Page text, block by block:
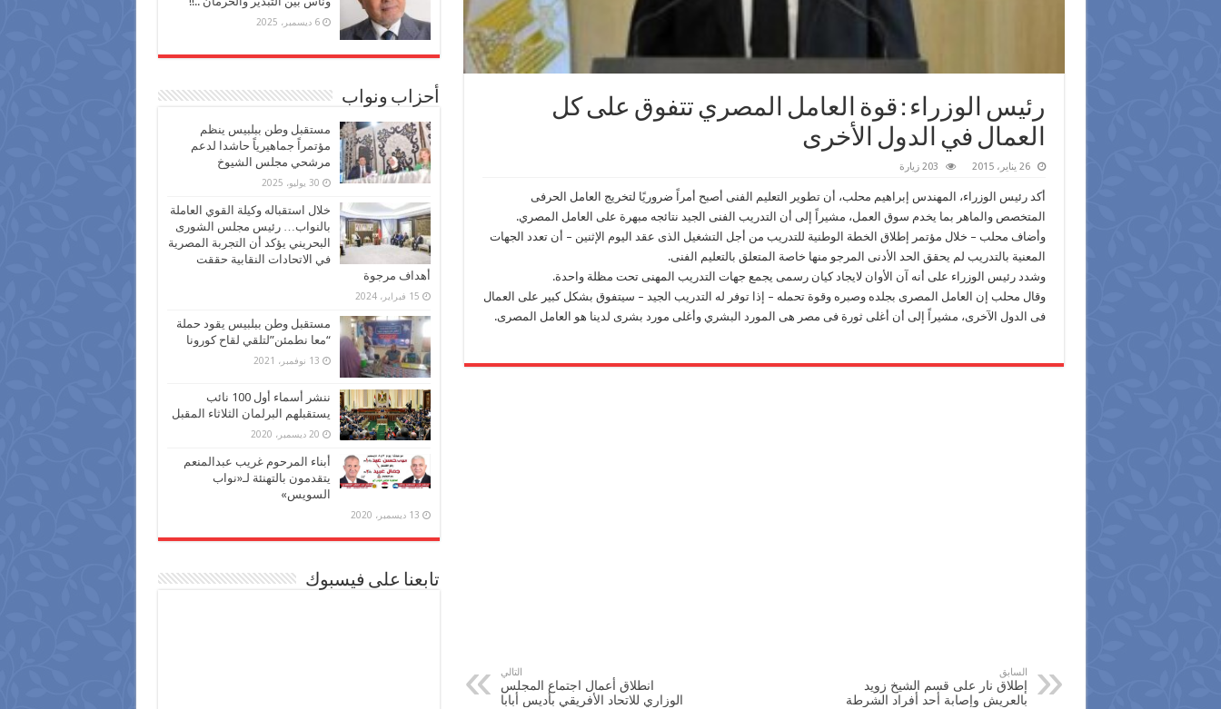
رئيس الوزراء : قوة العامل المصري تتفوق على كل
العمال في الدول الأخرى
26 يناير، 2015 203 زيارة
أكد رئيس الوزراء، المهندس إبراهيم محلب، أن تطوير التعليم الفنى أصبح أمراً ضروريًا لتخريج العامل الحرفى
المتخصص والماهر بما يخدم سوق العمل، مشيراً إلى أن التدريب الفنى الجيد نتائجه مبهرة على العامل المصري.
وأضاف محلب – خلال مؤتمر إطلاق الخطة الوطنية للتدريب من أجل التشغيل الذى عقد اليوم الإثنين – أن تعدد الجهات
المعنية بالتدريب لم يحقق الحد الأدنى المرجو منها خاصة المتعلق بالتعليم الفنى.
وشدد رئيس الوزراء على أنه آن الأوان لايجاد كيان رسمى يجمع جهات التدريب المهنى تحت مظلة واحدة.
وقال محلب إن العامل المصرى بجلده وصبره وقوة تحمله – إذا توفر له التدريب الجيد – سيتفوق بشكل كبير على العمال
فى الدول الآخرى، مشيراً إلى أن أغلى ثورة فى مصر هى المورد البشري وأغلى مورد بشرى لدينا هو العامل المصرى.
السابق
إطلاق نار على قسم الشيخ زويد
بالعريش وإصابة أحد أفراد الشرطة
التالي
انطلاق أعمال اجتماع المجلس
الوزاري للاتحاد الأفريقي بأديس أبابا
6 ديسمبر، 2025
أحزاب ونواب
مستقبل وطن ببلبيس ينظم
مؤتمراً جماهيرياً حاشدا لدعم
مرشحي مجلس الشيوخ
30 يوليو، 2025
خلال استقباله وكيلة القوي العاملة
بالنواب… رئيس مجلس الشورى
البحريني يؤكد أن التجربة المصرية
في الاتحادات النقابية حققت
أهداف مرجوة
15 فبراير، 2024
مستقبل وطن ببلبيس يقود حملة
“معا نطمئن”لتلقي لقاح كورونا
13 نوفمبر، 2021
ننشر أسماء أول 100 نائب
يستقبلهم البرلمان الثلاثاء المقبل
20 ديسمبر، 2020
أبناء المرحوم غريب عبدالمنعم
يتقدمون بالتهنئة لـ«نواب
السويس»
13 ديسمبر، 2020
تابعنا على فيسبوك